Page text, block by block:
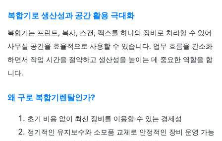
복합기로 생산성과 공간 활용 극대화
복합기는 프린트, 복사, 스캔, 팩스를 하나의 장비로 처리할 수 있어
사무실 공간을 효율적으로 사용할 수 있습니다. 업무 흐름을 간소화
하면서 작업 시간을 절약하고 생산성을 높이는 데 중요한 역할을 합
니다.
왜 구로 복합기렌탈인가?
초기 비용 없이 최신 장비를 이용할 수 있는 경제성
정기적인 유지보수와 소모품 교체로 안정적인 장비 운영 가능